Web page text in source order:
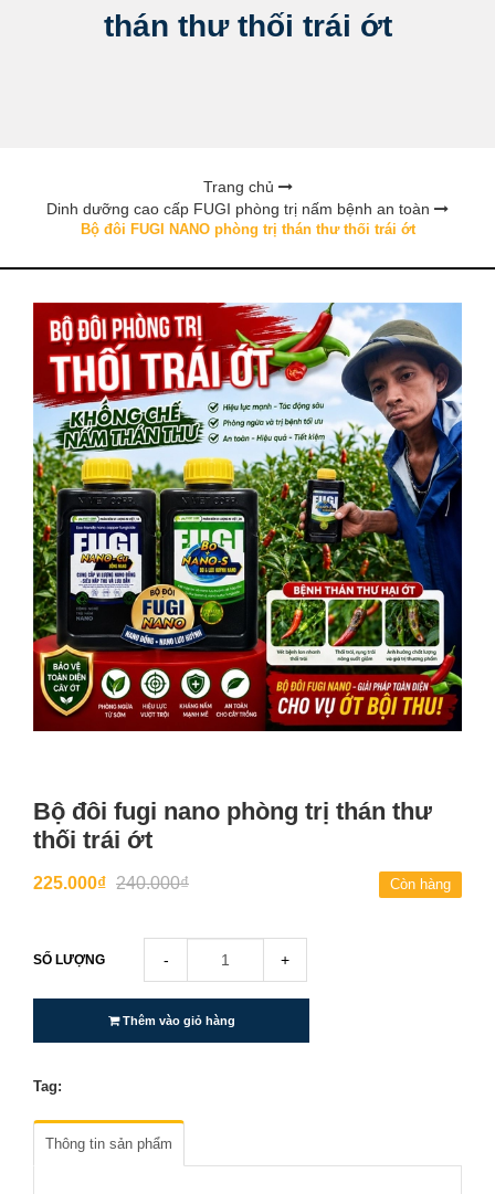
thán thư thối trái ớt
Trang chủ
Dinh dưỡng cao cấp FUGI phòng trị nấm bệnh an toàn
Bộ đôi FUGI NANO phòng trị thán thư thối trái ớt
Bộ đôi fugi nano phòng trị thán thư
thối trái ớt
225.000₫ 240.000₫ Còn hàng
SỐ LƯỢNG - +
Thêm vào giỏ hàng
Tag:
Thông tin sản phẩm